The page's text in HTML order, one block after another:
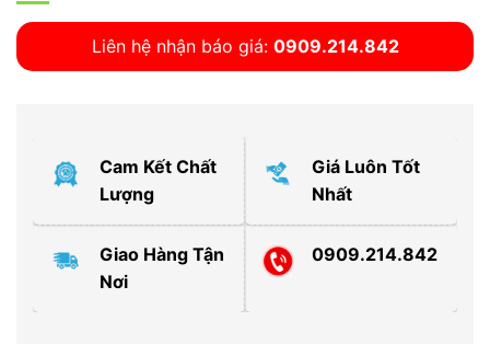
Liên hệ nhận báo giá: 0909.214.842
Cam Kết Chất
Lượng
Giá Luôn Tốt
Nhất
Giao Hàng Tận
Nơi
0909.214.842